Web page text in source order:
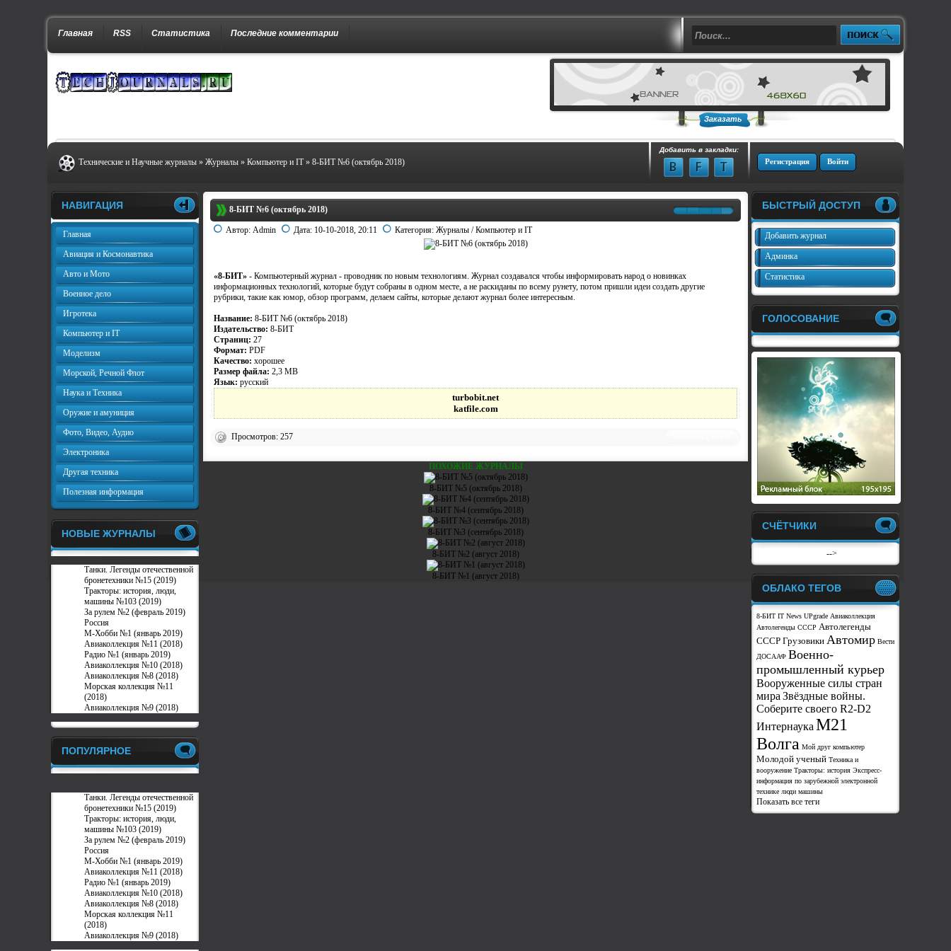
Главная RSS Статистика Последние комментарии
Заказать
Технические и Научные журналы »Журналы »Компьютер и IT» 8-БИТ №6 (октябрь 2018) Регистрация Войти
Добавить в закладки:
8-БИТ №6 (октябрь 2018)
Автор:Admin Дата: 10-10-2018, 20:11 Категория:Журналы /Компьютер и IT
«8-БИТ» - Компьютерный журнал - проводник по новым технологиям. Журнал создавался чтобы информировать народ о новинках
информационных технологий, которые будут собраны в одном месте, а не раскиданы по всему рунету, потом пришли идеи создать другие
рубрики, такие как юмор, обзор программ, делаем сайты, которые делают журнал более интересным.
Название: 8-БИТ №6 (октябрь 2018)
Издательство: 8-БИТ
Страниц: 27
Формат: PDF
Качество: хорошее
Размер файла: 2,3 MB
Язык: русский
turbobit.net
katfile.com
Просмотров: 257
ПОХОЖИЕ ЖУРНАЛЫ
8-БИТ №5 (октябрь 2018)
8-БИТ №4 (сентябрь 2018)
8-БИТ №3 (сентябрь 2018)
8-БИТ №2 (август 2018)
8-БИТ №1 (август 2018)
НАВИГАЦИЯ
Главная
Авиация и Космонавтика
Авто и Мото
Военное дело
Игротека
Компьютер и IT
Моделизм
Морской, Речной Флот
Наука и Техника
Оружие и амуниция
Фото, Видео, Аудио
Электроника
Другая техника
Полезная информация
НОВЫЕ ЖУРНАЛЫ
Танки. Легенды отечественной
бронетехники №15 (2019)
Тракторы: история, люди,
машины №103 (2019)
За рулем №2 (февраль 2019)
Россия
М-Хобби №1 (январь 2019)
Авиаколлекция №11 (2018)
Радио №1 (январь 2019)
Авиаколлекция №10 (2018)
Авиаколлекция №8 (2018)
Морская коллекция №11
(2018)
Авиаколлекция №9 (2018)
ПОПУЛЯРНОЕ
Танки. Легенды отечественной
бронетехники №15 (2019)
Тракторы: история, люди,
машины №103 (2019)
За рулем №2 (февраль 2019)
Россия
М-Хобби №1 (январь 2019)
Авиаколлекция №11 (2018)
Радио №1 (январь 2019)
Авиаколлекция №10 (2018)
Авиаколлекция №8 (2018)
Морская коллекция №11
(2018)
Авиаколлекция №9 (2018)
БЫСТРЫЙ ДОСТУП
Добавить журнал
Админка
Статистика
ГОЛОСОВАНИЕ
СЧЁТЧИКИ
-->
ОБЛАКО ТЕГОВ
8-БИТ IT News UPgrade Авиаколлекция
Автолегенды СССР Автолегенды
СССР Грузовики Автомир Вести
ДОСААФ Военно-
промышленный курьер
Вооруженные силы стран
мира Звёздные войны.
Соберите своего R2-D2
Интернаука М21
Волга Мой друг компьютер
Молодой ученый Техника и
вооружение Тракторы: история Экспресс-
информация по зарубежной электронной
технике люди машины
Показать все теги